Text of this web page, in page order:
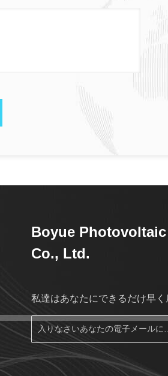
Boyue
Co., Ltd.
私達はあなたにできるだけ早く